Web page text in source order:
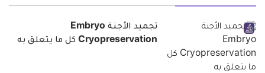
تجميد الأجنة Embryo
Cryopreservation كل ما يتعلق به